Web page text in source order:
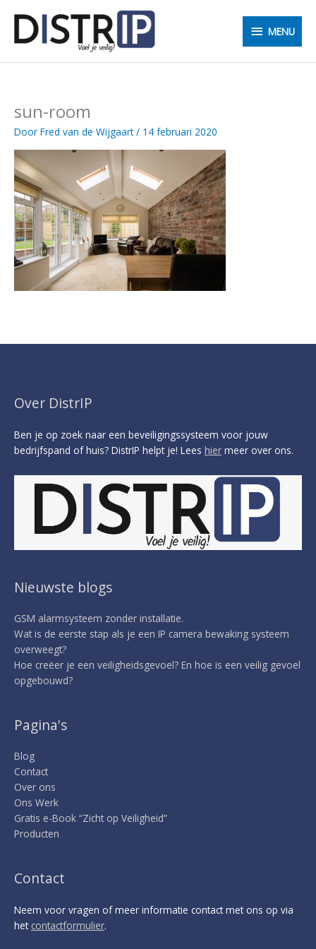
naar
MENU
MENU
sun-room
Door Fred van de Wijgaart/ 14 februari 2020
Over DistrIP
Ben je op zoek naar een beveiligingssysteem voor jouw
bedrijfspand of huis? DistrIP helpt je! Lees hier meer over ons.
Nieuwste blogs
GSM alarmsysteem zonder installatie.
Wat is de eerste stap als je een IP camera bewaking systeem
overweegt?
Hoe creëer je een veiligheidsgevoel? En hoe is een veilig gevoel
opgebouwd?
Pagina's
Blog
Contact
Over ons
Ons Werk
Gratis e-Book “Zicht op Veiligheid”
Producten
Contact
Neem voor vragen of meer informatie contact met ons op via
het contactformulier.